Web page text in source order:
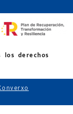
los derechos